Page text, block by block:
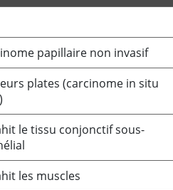
la vessie*
papillaire non invasif
plates (carcinome in situ
le tissu conjonctif sous-
les muscles